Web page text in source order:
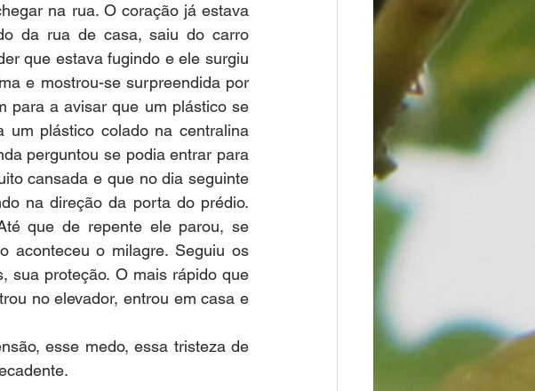
na rua. O coração já estava
da rua de casa, saiu do carro
que estava fugindo e ele surgiu
e mostrou-se surpreendida por
para a avisar que um plástico se
um plástico colado na centralina
perguntou se podia entrar para
cansada e que no dia seguinte
na direção da porta do prédio.
que de repente ele parou, se
aconteceu o milagre. Seguiu os
sua proteção. O mais rápido que
no elevador, entrou em casa e
esse medo, essa tristeza de